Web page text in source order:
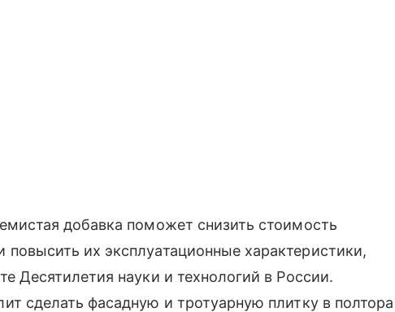
добавка поможет снизить стоимость
их эксплуатационные характеристики,
Десятилетия науки и технологий в России.
сделать фасадную и тротуарную плитку в полтора